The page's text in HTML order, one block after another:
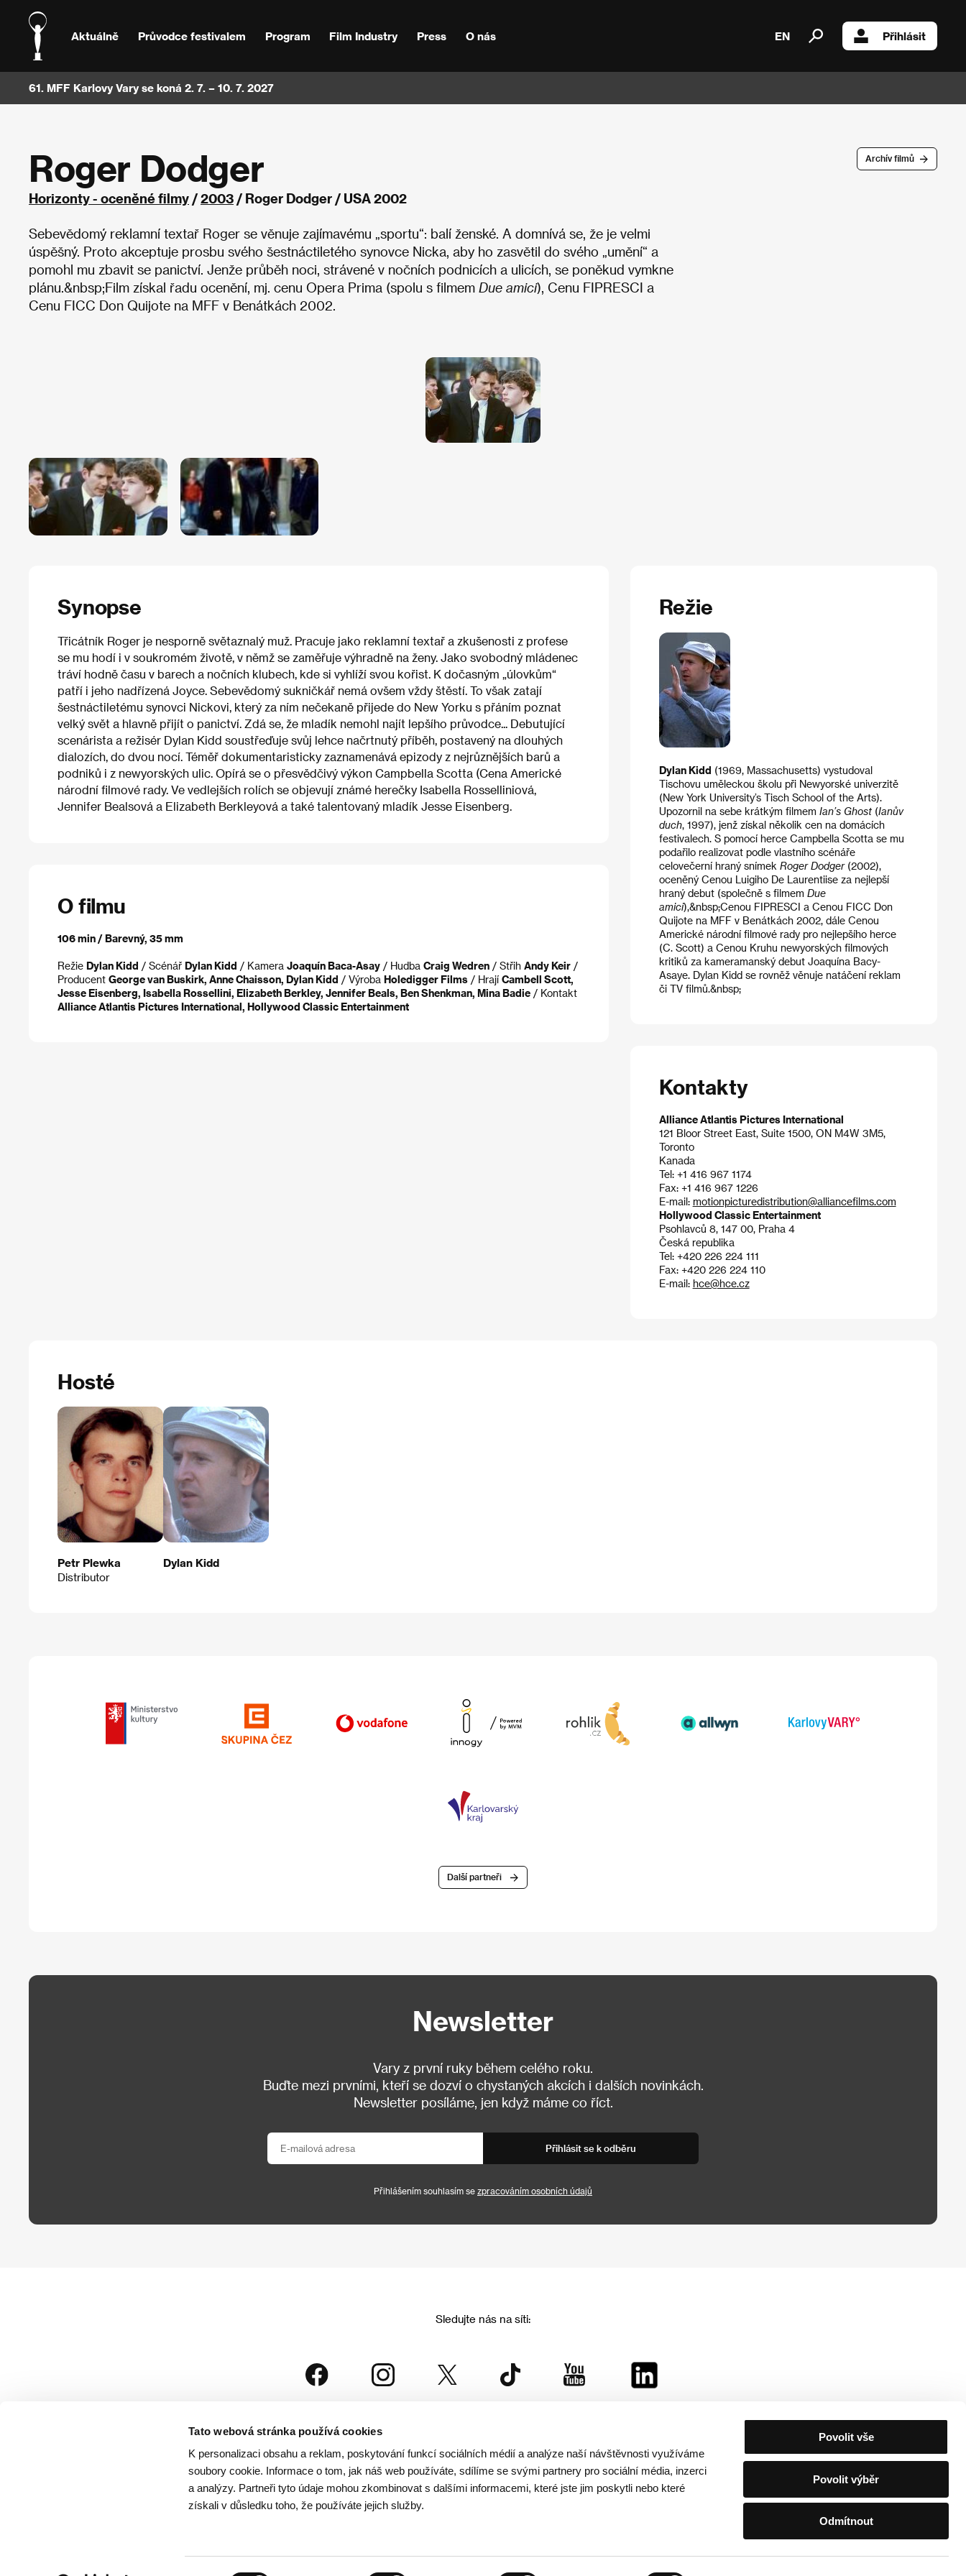
Tato webová stránka používá cookies
K personalizaci obsahu a reklam, poskytování funkcí sociálních médií a analýze naší návštěvnosti využíváme
soubory cookie. Informace o tom, jak náš web používáte, sdílíme se svými partnery pro sociální média, inzerci
a analýzy. Partneři tyto údaje mohou zkombinovat s dalšími informacemi, které jste jim poskytli nebo které
získali v důsledku toho, že používáte jejich služby.
Povolit vše
Povolit výběr
Odmítnout
Aktuálně Průvodce festivalem Program Film Industry Press O nás EN Přihlásit
61. MFF Karlovy Vary se koná 2. 7. – 10. 7. 2027
Archív filmů
Roger Dodger
Horizonty - oceněné filmy /2003 / Roger Dodger / USA 2002
Sebevědomý reklamní textař Roger se věnuje zajímavému „sportu“: balí ženské. A domnívá se, že je velmi
úspěšný. Proto akceptuje prosbu svého šestnáctiletého synovce Nicka, aby ho zasvětil do svého „umění“ a
pomohl mu zbavit se panictví. Jenže průběh noci, strávené v nočních podnicích a ulicích, se poněkud vymkne
plánu.&nbsp;Film získal řadu ocenění, mj. cenu Opera Prima (spolu s filmem Due amici), Cenu FIPRESCI a
Cenu FICC Don Quijote na MFF v Benátkách 2002.
Synopse
Třicátník Roger je nesporně světaznalý muž. Pracuje jako reklamní textař a zkušenosti z profese
se mu hodí i v soukromém životě, v němž se zaměřuje výhradně na ženy. Jako svobodný mládenec
tráví hodně času v barech a nočních klubech, kde si vyhlíží svou kořist. K dočasným „úlovkům“
patří i jeho nadřízená Joyce. Sebevědomý sukničkář nemá ovšem vždy štěstí. To však zatají
šestnáctiletému synovci Nickovi, který za ním nečekaně přijede do New Yorku s přáním poznat
velký svět a hlavně přijít o panictví. Zdá se, že mladík nemohl najít lepšího průvodce... Debutující
scenárista a režisér Dylan Kidd soustřeďuje svůj lehce načrtnutý příběh, postavený na dlouhých
dialozích, do dvou nocí. Téměř dokumentaristicky zaznamenává epizody z nejrůznějších barů a
podniků i z newyorských ulic. Opírá se o přesvědčivý výkon Campbella Scotta (Cena Americké
národní filmové rady. Ve vedlejších rolích se objevují známé herečky Isabella Rosselliniová,
Jennifer Bealsová a Elizabeth Berkleyová a také talentovaný mladík Jesse Eisenberg.
O filmu
106 min / Barevný, 35 mm
Režie Dylan Kidd / Scénář Dylan Kidd / Kamera Joaquín Baca-Asay / Hudba Craig Wedren / Střih Andy Keir /
Producent George van Buskirk, Anne Chaisson, Dylan Kidd / Výroba Holedigger Films / Hrají Cambell Scott,
Jesse Eisenberg, Isabella Rossellini, Elizabeth Berkley, Jennifer Beals, Ben Shenkman, Mina Badie / Kontakt
Alliance Atlantis Pictures International, Hollywood Classic Entertainment
Režie
Dylan Kidd (1969, Massachusetts) vystudoval
Tischovu uměleckou školu při Newyorské univerzitě
(New York University’s Tisch School of the Arts).
Upozornil na sebe krátkým filmem Ian’s Ghost(Ianův
duch, 1997), jenž získal několik cen na domácích
festivalech. S pomocí herce Campbella Scotta se mu
podařilo realizovat podle vlastního scénáře
celovečerní hraný snímek Roger Dodger(2002),
oceněný Cenou Luigiho De Laurentiise za nejlepší
hraný debut (společně s filmem Due
amici),&nbsp;Cenou FIPRESCI a Cenou FICC Don
Quijote na MFF v Benátkách 2002, dále Cenou
Americké národní filmové rady pro nejlepšího herce
(C. Scott) a Cenou Kruhu newyorských filmových
kritiků za kameramanský debut Joaquína Bacy-
Asaye. Dylan Kidd se rovněž věnuje natáčení reklam
či TV filmů.&nbsp;
Kontakty
Alliance Atlantis Pictures International
121 Bloor Street East, Suite 1500, ON M4W 3M5,
Toronto
Kanada
Tel: +1 416 967 1174
Fax: +1 416 967 1226
E-mail: motionpicturedistribution@alliancefilms.com
Hollywood Classic Entertainment
Psohlavců 8, 147 00, Praha 4
Česká republika
Tel: +420 226 224 111
Fax: +420 226 224 110
E-mail: hce@hce.cz
Hosté
Petr Plewka
Distributor
Dylan Kidd
Další partneři
Newsletter
Vary z první ruky během celého roku.
Buďte mezi prvními, kteří se dozví o chystaných akcích i dalších novinkách.
Newsletter posíláme, jen když máme co říct.
Přihlásit se k odběru
Přihlášením souhlasím se zpracováním osobních údajů
Sledujte nás na síti:
je součástí rodiny KVIFF Group, která zastřešuje i další projekty: